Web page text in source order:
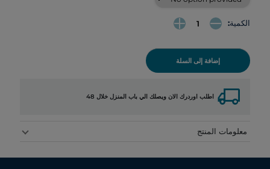
الكمية:
إضافة إلى السلة
local_shipping اطلب اوردرك الان ويصلك الي باب المنزل خلال 48
معلومات المنتج